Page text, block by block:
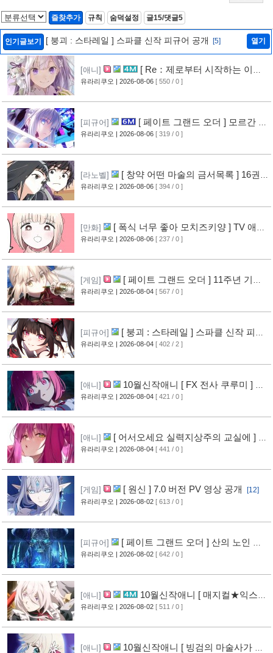
즐찾추가 규칙 숨덕설정 글15/댓글5
인기글보기 [ 붕괴 : 스타레일 ] 스파클 신작 피규어 공개 [5] 열기
[애니]
[ Re：제로부터 시작하는 이세
계 생활 ] 4기 탈환편 PV 영상 공개
유라리쿠오 | 2026-08-06 [ 550 / 0 ]
[피규어]
[ 페이트 그랜드 오더 ] 모르간 르
페이 신작 피규어 공개
[5]
유라리쿠오 | 2026-08-06 [ 319 / 0 ]
[라노벨]
[ 창약 어떤 마술의 금서목록 ] 16권
표지 공개
[7]
유라리쿠오 | 2026-08-06 [ 394 / 0 ]
[만화]
[ 폭식 너무 좋아 모치즈키양 ] TV 애니
메이션화 결정 [8]
유라리쿠오 | 2026-08-06 [ 237 / 0 ]
[게임]
[ 페이트 그랜드 오더 ] 11주년 기념
영상 공개
[7]
유라리쿠오 | 2026-08-04 [ 567 / 0 ]
[피규어]
[ 붕괴 : 스타레일 ] 스파클 신작 피규
어 공개
[5]
유라리쿠오 | 2026-08-04 [ 402 / 2 ]
[애니]
10월신작애니 [ FX 전사 쿠루미 ] PV
영상 공개
[6]
유라리쿠오 | 2026-08-04 [ 421 / 0 ]
[애니]
[ 어서오세요 실력지상주의 교실에 ] 블
루레이 VOL.2 표지 공개 [7]
유라리쿠오 | 2026-08-04 [ 441 / 0 ]
[게임] [ 원신 ] 7.0 버전 PV 영상 공개 [12]
유라리쿠오 | 2026-08-02 [ 613 / 0 ]
[피규어]
[ 페이트 그랜드 오더 ] 산의 노인 신
작 피규어 공개 [16]
유라리쿠오 | 2026-08-02 [ 642 / 0 ]
[애니]
10월신작애니 [ 매지컬★익스플
로러 ] PV 영상 공개 [11]
유라리쿠오 | 2026-08-02 [ 511 / 0 ]
[애니]
10월신작애니 [ 빙검의 마술사가 세